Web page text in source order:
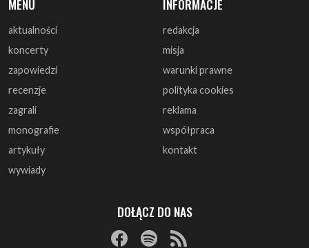
MENU
aktualności
koncerty
zapowiedzi
recenzje
zagrali
monografie
artykuły
wywiady
INFORMACJE
redakcja
misja
warunki prawne
polityka cookies
reklama
współpraca
kontakt
DOŁĄCZ DO NAS